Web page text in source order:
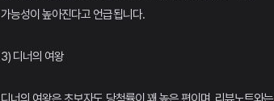
가능성이 높아진다고 언급됩니다.
3) 디너의 여왕